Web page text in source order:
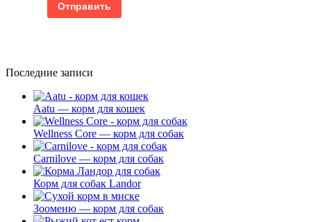
Последние записи
Aatu — корм для кошек
Wellness Core — корм для собак
Carnilove — корм для собак
Корм для собак Landor
Зооменю — корм для собак